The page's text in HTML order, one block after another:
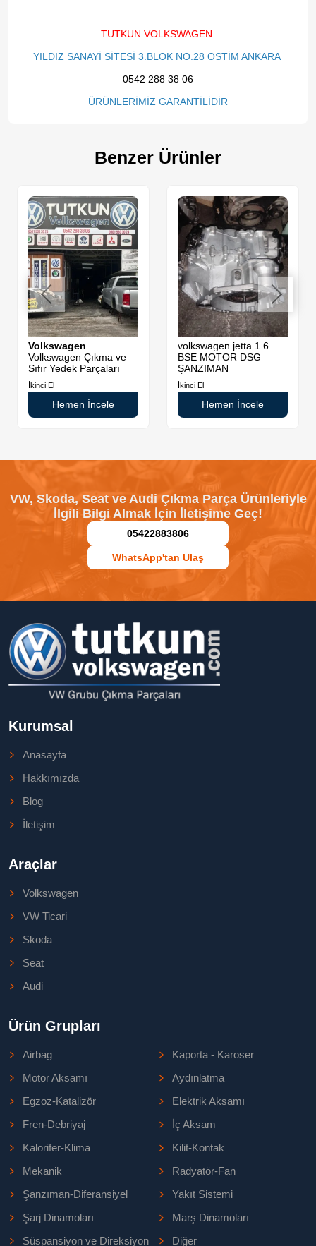
TUTKUN VOLKSWAGEN
YILDIZ SANAYİ SİTESİ 3.BLOK NO.28 OSTİM ANKARA
0542 288 38 06
ÜRÜNLERİMİZ GARANTİLİDİR
Benzer Ürünler
Volkswagen
Volkswagen Çıkma ve
Sıfır Yedek Parçaları
İkinci El
Hemen İncele
volkswagen jetta 1.6
BSE MOTOR DSG
ŞANZIMAN
İkinci El
Hemen İncele
VW, Skoda, Seat ve Audi Çıkma Parça Ürünleriyle
İlgili Bilgi Almak İçin İletişime Geç!
05422883806
WhatsApp'tan Ulaş
Kurumsal
Anasayfa
Hakkımızda
Blog
İletişim
Araçlar
Volkswagen
VW Ticari
Skoda
Seat
Audi
Ürün Grupları
Airbag
Kaporta - Karoser
Motor Aksamı
Aydınlatma
Egzoz-Katalizör
Elektrik Aksamı
Fren-Debriyaj
İç Aksam
Kalorifer-Klima
Kilit-Kontak
Mekanik
Radyatör-Fan
Şanzıman-Diferansiyel
Yakıt Sistemi
Şarj Dinamoları
Marş Dinamoları
Süspansiyon ve Direksiyon
Diğer